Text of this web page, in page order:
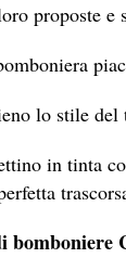
proposte e
lo stile
in tinta
bomboniere